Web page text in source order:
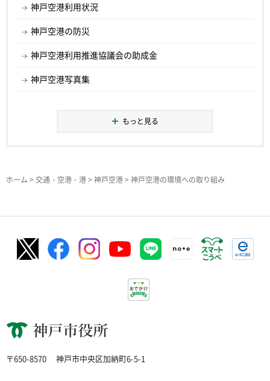
神戸空港利用状況
神戸空港の防災
神戸空港利用推進協議会の助成金
神戸空港写真集
もっと見る
ホーム > 交通・空港・港> 神戸空港> 神戸空港の環境への取り組み
神戸市役所
〒650-8570 神戸市中央区加納町6-5-1